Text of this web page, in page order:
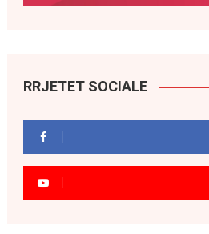
RRJETET SOCIALE